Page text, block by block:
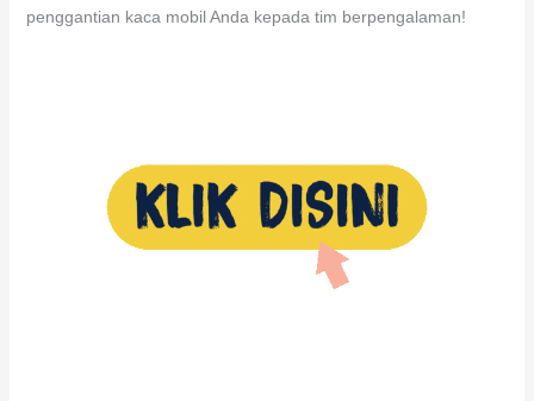
penggantian kaca mobil Anda kepada tim berpengalaman!